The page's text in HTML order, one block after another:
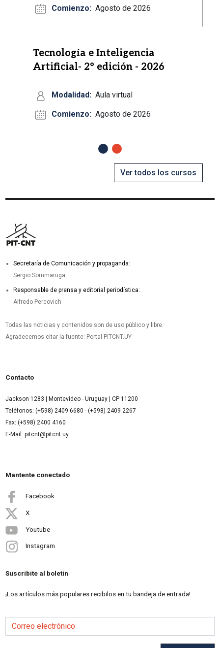
Comienzo: Agosto de 2026
Tecnología e Inteligencia
Artificial- 2° edición - 2026
Modalidad: Aula virtual
Comienzo: Agosto de 2026
Ver todos los cursos
Secretaría de Comunicación y propaganda:
Sergio Sommaruga
Responsable de prensa y editorial periodística:
Alfredo Percovich
Todas las noticias y contenidos son de uso público y libre.
Agradecemos citar la fuente: Portal PITCNT.UY
Contacto
Jackson 1283 | Montevideo - Uruguay | CP 11200
Teléfonos: (+598) 2409 6680 - (+598) 2409 2267
Fax: (+598) 2400 4160
E-Mail: pitcnt@pitcnt.uy
Mantente conectado
Facebook
X
Youtube
Instagram
Suscribite al boletín
¡Los artículos más populares recibilos en tu bandeja de entrada!
Correo electrónico